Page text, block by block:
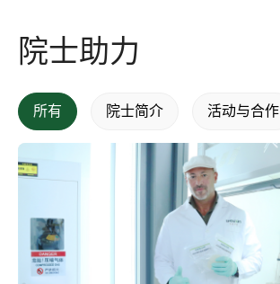
院士助力
所有 院士简介 活动与合作